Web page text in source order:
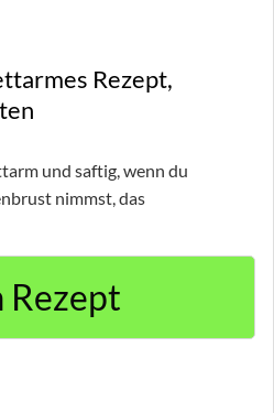
Rezept,
und saftig, wenn du
nimmst, das
Rezept